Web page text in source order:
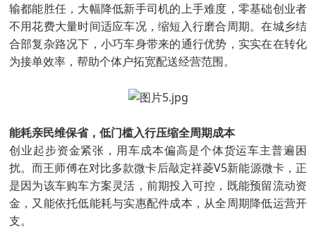
输都能胜任，大幅降低新手司机的上手难度，零基础创业者
不用花费大量时间适应车况，缩短入行磨合周期。在城乡结
合部复杂路况下，小巧车身带来的通行优势，实实在在转化
为接单效率，帮助个体户拓宽配送经营范围。
能耗亲民维保省，低门槛入行压缩全周期成本
创业起步资金紧张，用车成本偏高是个体货运车主普遍困
扰。而王师傅在对比多款微卡后敲定祥菱V5新能源微卡，正
是因为该车购车方案灵活，前期投入可控，既能预留流动资
金，又能依托低能耗与实惠配件成本，从全周期降低运营开
支。